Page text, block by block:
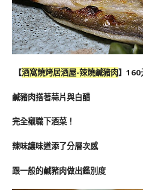
【酒窩燒烤居酒屋-辣燒鹹豬肉】160
鹹豬肉搭著蒜片與白醋
完全襯職下酒菜！
辣味讓味道添了分層次感
跟一般的鹹豬肉做出鑑別度